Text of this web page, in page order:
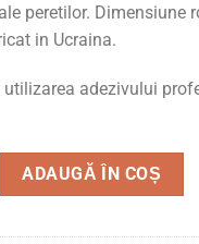
peretilor. Dimensiune
in Ucraina.
utilizarea adezivului
lavabil, vinil, pentru
ADAUGĂ ÎN COȘ